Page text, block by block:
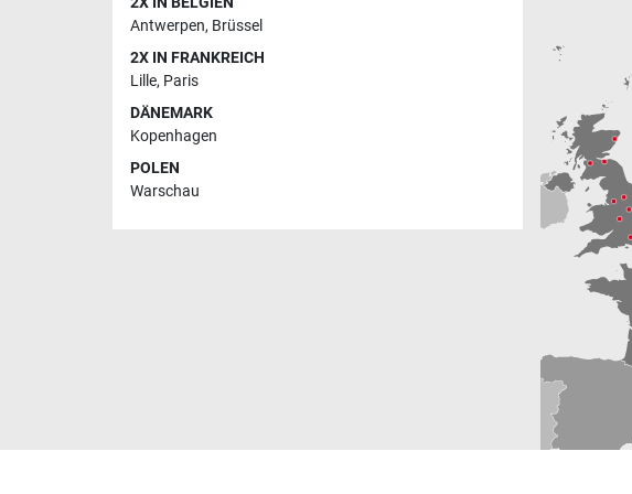
Antwerpen, Brüssel
2X IN FRANKREICH
Lille, Paris
DÄNEMARK
Kopenhagen
POLEN
Warschau